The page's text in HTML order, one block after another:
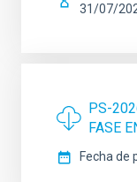
31/07/
PS-
FASE
Fecha de